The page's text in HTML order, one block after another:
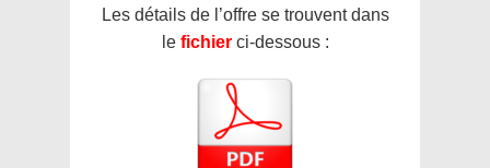
Les détails de l’offre se trouvent dans
le fichier ci-dessous :